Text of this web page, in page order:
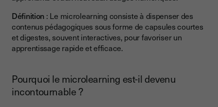
Quels formats pour une formation en microlearning ?
1. Les vidéos courtes : un format phare du microlearning
2. Les quiz interactifs : pour ancrer les connaissances
4. Les podcasts et mini-cours audio : apprendre en toute
mobilité
Définition : Le microlearning consiste à dispenser des
contenus pédagogiques sous forme de capsules courtes
et digestes, souvent interactives, pour favoriser un
apprentissage rapide et efficace.
Pourquoi le microlearning est-il devenu
incontournable ?